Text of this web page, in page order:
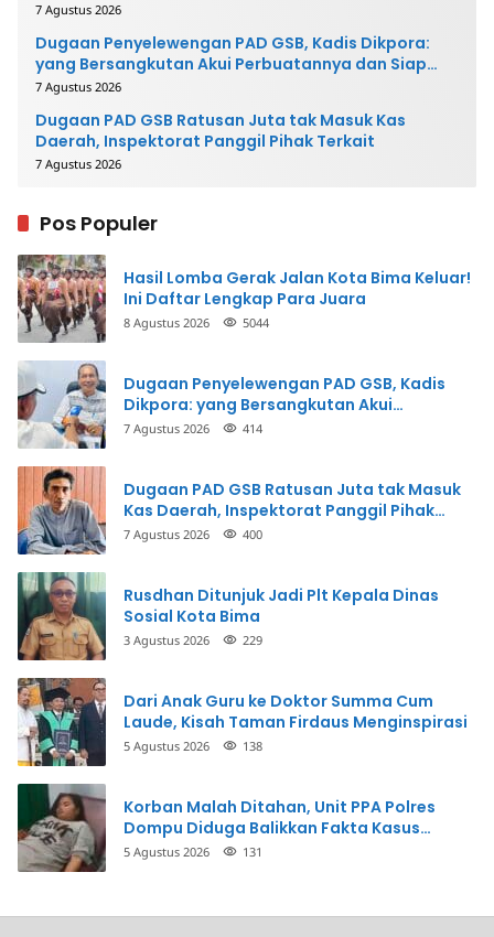
7 Agustus 2026
Dugaan Penyelewengan PAD GSB, Kadis Dikpora:
yang Bersangkutan Akui Perbuatannya dan Siap
Mengembalikan Uang
7 Agustus 2026
Dugaan PAD GSB Ratusan Juta tak Masuk Kas
Daerah, Inspektorat Panggil Pihak Terkait
7 Agustus 2026
Pos Populer
Hasil Lomba Gerak Jalan Kota Bima Keluar!
Ini Daftar Lengkap Para Juara
8 Agustus 2026 5044
Dugaan Penyelewengan PAD GSB, Kadis
Dikpora: yang Bersangkutan Akui
Perbuatannya dan Siap Mengembalikan
7 Agustus 2026 414
Dugaan PAD GSB Ratusan Juta tak Masuk
Kas Daerah, Inspektorat Panggil Pihak
Terkait
7 Agustus 2026 400
Rusdhan Ditunjuk Jadi Plt Kepala Dinas
Sosial Kota Bima
3 Agustus 2026 229
Dari Anak Guru ke Doktor Summa Cum
Laude, Kisah Taman Firdaus Menginspirasi
5 Agustus 2026 138
Korban Malah Ditahan, Unit PPA Polres
Dompu Diduga Balikkan Fakta Kasus
Penganiayaan
5 Agustus 2026 131